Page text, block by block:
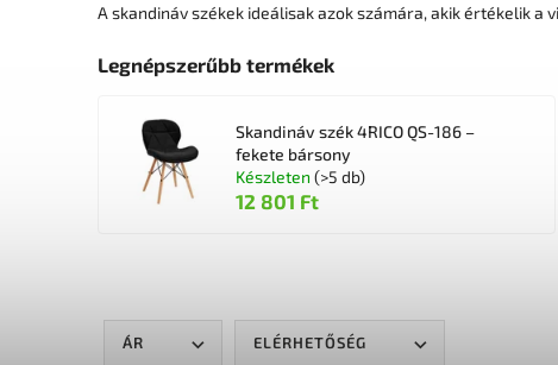
A skandináv székek ideálisak azok számára, akik értékelik
Legnépszerűbb termékek
Skandináv szék 4RICO QS-186 –
fekete bársony
Készleten (>5 db)
12 801 Ft
ELÉRHETŐSÉG
ÁR